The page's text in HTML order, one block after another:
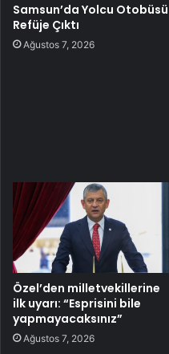
Samsun’da Yolcu Otobüsü
Refüje Çıktı
Ağustos 7, 2026
Özel’den milletvekillerine
ilk uyarı: “Esprisini bile
yapmayacaksınız”
Ağustos 7, 2026